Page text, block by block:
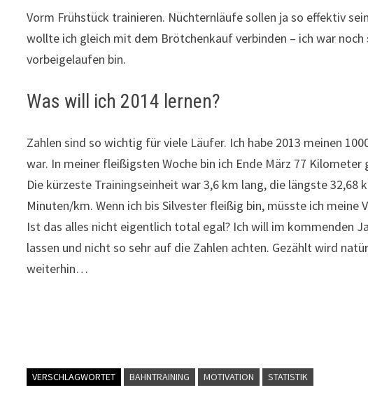
Vorm Frühstück trainieren. Nüchternläufe sollen ja so effektiv
wollte ich gleich mit dem Brötchenkauf verbinden – ich war
vorbeigelaufen bin.
Was will ich 2014 lernen?
Zahlen sind so wichtig für viele Läufer. Ich habe 2013 meinen
war. In meiner fleißigsten Woche bin ich Ende März 77
Die kürzeste Trainingseinheit war 3,6 km lang, die längste 32,68
Minuten/km. Wenn ich bis Silvester fleißig bin, müsste ich meine
Ist das alles nicht eigentlich total egal? Ich will im kommenden
lassen und nicht so sehr auf die Zahlen achten. Gezählt wird
weiterhin…
VERSCHLAGWORTET BAHNTRAINING MOTIVATION STATISTIK